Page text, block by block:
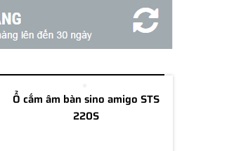
Ổ cắm âm bàn sino amigo STS
220S